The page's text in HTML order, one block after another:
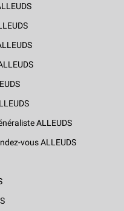
ALLEUDS
vous ALLEUDS